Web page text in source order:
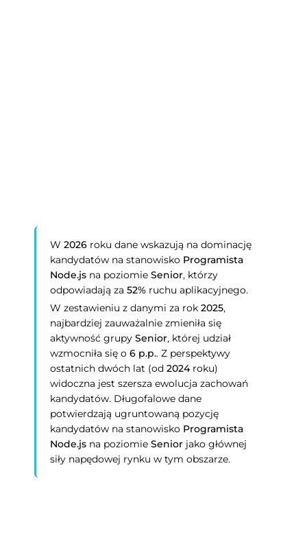
W2026 roku dane wskazują na dominację
kandydatów na stanowisko Programista
Node.js na poziomieSenior, którzy
odpowiadają za52% ruchu aplikacyjnego.
W zestawieniu z danymi za rok2025,
najbardziej zauważalnie zmieniła się
aktywność grupySenior, której udział
wzmocniła się o6 p.p.. Z perspektywy
ostatnich dwóch lat (od2024roku)
widoczna jest szersza ewolucja zachowań
kandydatów. Długofalowe dane
potwierdzają ugruntowaną pozycję
kandydatów na stanowisko Programista
Node.js na poziomieSenior jako głównej
siły napędowej rynku w tym obszarze.